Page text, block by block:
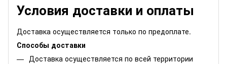
Условия доставки и оплаты
Доставка осуществляется только по предоплате.
Способы доставки
Доставка осуществляется по всей территории